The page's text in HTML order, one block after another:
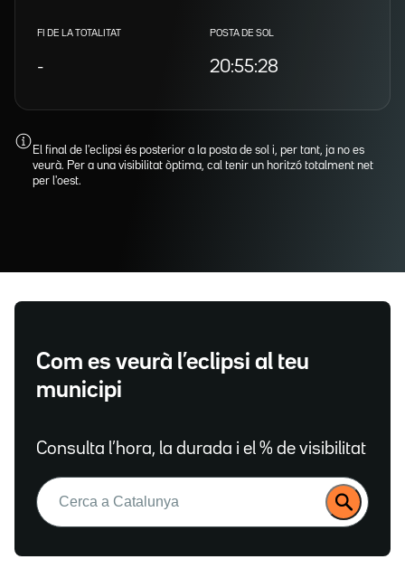
FI DE LA TOTALITAT
-
POSTA DE SOL
20:55:28
El final de l'eclipsi és posterior a la posta de sol i, per tant, ja no es
veurà. Per a una visibilitat òptima, cal tenir un horitzó totalment net
per l'oest.
Com es veurà l’eclipsi al teu
municipi
Consulta l’hora, la durada i el % de visibilitat
Buscar: